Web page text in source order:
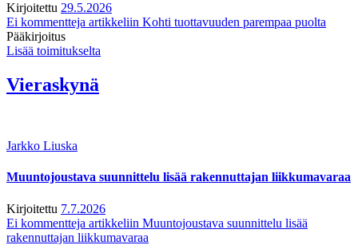
Kirjoitettu 29.5.2026
Ei kommentteja artikkeliin Kohti tuottavuuden parempaa puolta
Pääkirjoitus
Lisää toimitukselta
Vieraskynä
Jarkko Liuska
Muuntojoustava suunnittelu lisää rakennuttajan liikkumavaraa
Kirjoitettu 7.7.2026
Ei kommentteja artikkeliin Muuntojoustava suunnittelu lisää
rakennuttajan liikkumavaraa